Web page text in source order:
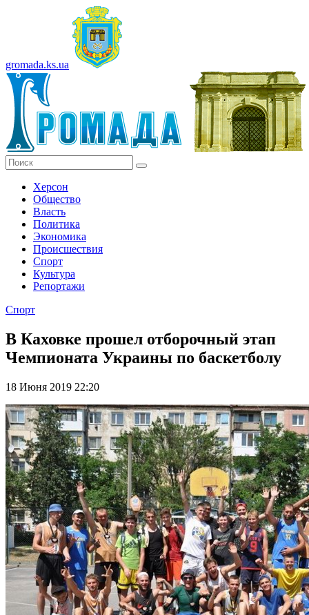
gromada.ks.ua
Херсон
Общество
Власть
Политика
Экономика
Происшествия
Спорт
Культура
Репортажи
Спорт
В Каховке прошел отборочный этап
Чемпионата Украины по баскетболу
18 Июня 2019 22:20